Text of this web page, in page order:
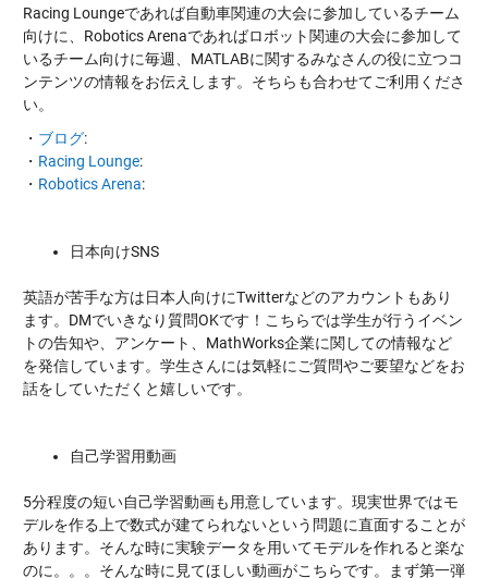
Racing Loungeであれば自動車関連の大会に参加しているチーム
向けに、Robotics Arenaであればロボット関連の大会に参加して
いるチーム向けに毎週、MATLABに関するみなさんの役に立つコ
ンテンツの情報をお伝えします。そちらも合わせてご利用くださ
い。
・ ブログ:
・ Racing Lounge:
・ Robotics Arena:
日本向けSNS
英語が苦手な方は日本人向けにTwitterなどのアカウントもあり
ます。DMでいきなり質問OKです！こちらでは学生が行うイベン
トの告知や、アンケート、MathWorks企業に関しての情報など
を発信しています。学生さんには気軽にご質問やご要望などをお
話をしていただくと嬉しいです。
自己学習用動画
5分程度の短い自己学習動画も用意しています。現実世界ではモ
デルを作る上で数式が建てられないという問題に直面することが
あります。そんな時に実験データを用いてモデルを作れると楽な
のに。。。そんな時に見てほしい動画がこちらです。まず第一弾